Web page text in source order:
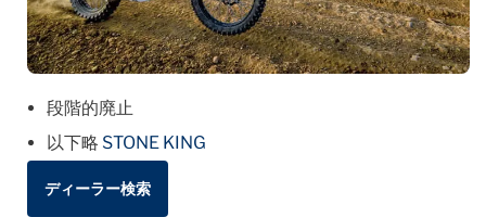
段階的廃止
以下略 STONE KING
ディーラー検索